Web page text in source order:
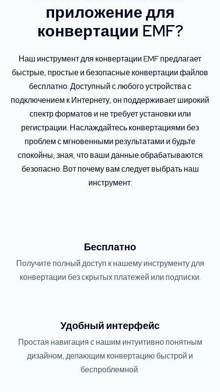
приложение для
конвертации EMF?
Наш инструмент для конвертации EMF предлагает
быстрые, простые и безопасные конвертации файлов
бесплатно. Доступный с любого устройства с
подключением к Интернету, он поддерживает широкий
спектр форматов и не требует установки или
регистрации. Наслаждайтесь конвертациями без
проблем с мгновенными результатами и будьте
спокойны, зная, что ваши данные обрабатываются
безопасно. Вот почему вам следует выбрать наш
инструмент:
Бесплатно
Получите полный доступ к нашему инструменту для
конвертации без скрытых платежей или подписки.
Удобный интерфейс
Простая навигация с нашим интуитивно понятным
дизайном, делающим конвертацию быстрой и
беспроблемной.